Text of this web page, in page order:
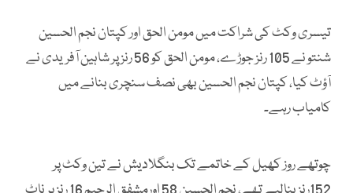
تیسری وکٹ کی شراکت میں مومن الحق اور کپتان نجم الحسین
شنتو نے 105 رنز جوڑے، مومن الحق کو 56 رنز پر شاہین آفریدی نے
آؤٹ کیا، کپتان نجم الحسین بھی نصف سنچری بنانے میں
کامیاب رہے۔
چوتھے روز کھیل کے خاتمے تک بنگلادیش نے تین وکٹ پر